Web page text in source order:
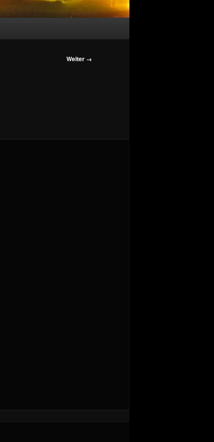
Bilder-
Weiter →